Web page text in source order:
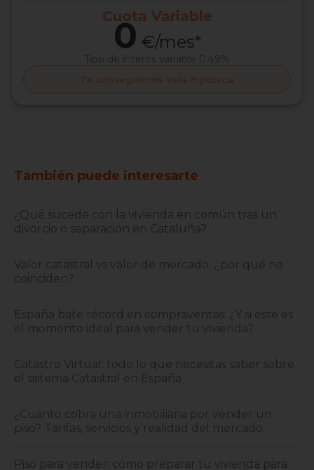
Cuota Variable
0 €/mes*
Tipo de interés variable 0.49%
Te conseguimos esta hipoteca
También puede interesarte
¿Qué sucede con la vivienda en común tras un
divorcio o separación en Cataluña?
Valor catastral vs valor de mercado: ¿por qué no
coinciden?
España bate récord en compraventas: ¿Y si este es
el momento ideal para vender tu vivienda?
Catastro Virtual: todo lo que necesitas saber sobre
el sistema Catastral en España
¿Cuánto cobra una inmobiliaria por vender un
piso? Tarifas, servicios y realidad del mercado
Piso para vender: cómo preparar tu vivienda para